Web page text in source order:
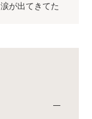
が出てきてた